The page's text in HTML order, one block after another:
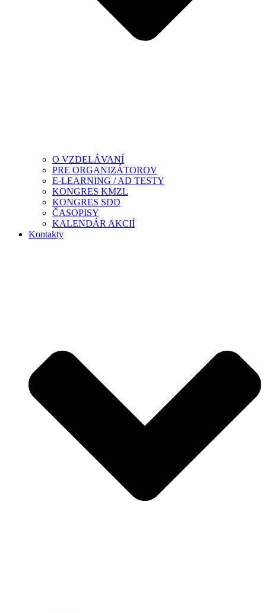
O VZDELÁVANÍ
PRE ORGANIZÁTOROV
E-LEARNING / AD TESTY
KONGRES KMZL
KONGRES SDD
ČASOPISY
KALENDÁR AKCIÍ
Kontakty